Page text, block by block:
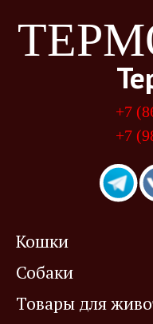
+7
+7
Кошки
Собаки
Товары для